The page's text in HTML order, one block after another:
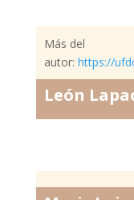
Más del
autor: https://
León